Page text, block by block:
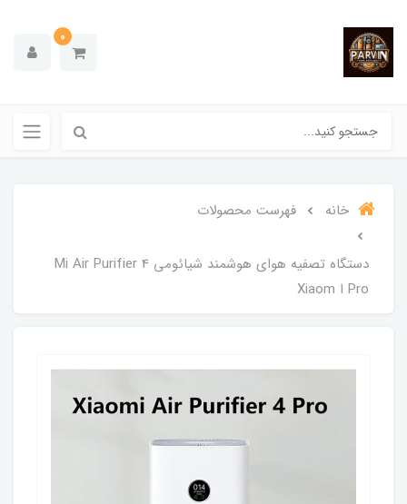
0
خانه فهرست محصولات
دستگاه تصفیه هوای هوشمند شیائومی Mi Air Purifier 4
Pro ا Xiaom